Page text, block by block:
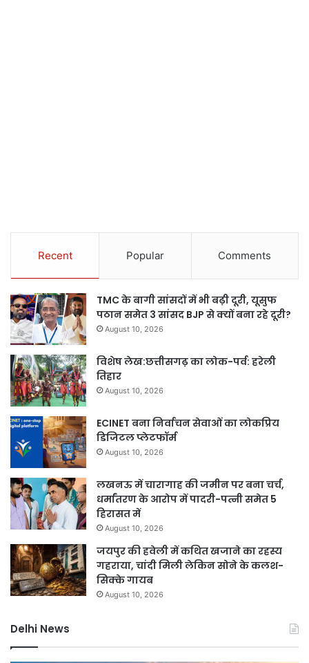
Recent Popular Comments
TMC के बागी सांसदों में भी बढ़ी दूरी, यूसुफ
पठान समेत 3 सांसद BJP से क्यों बना रहे दूरी?
August 10, 2026
विशेष लेख:छत्तीसगढ़ का लोक-पर्व: हरेली
तिहार
August 10, 2026
ECINET बना निर्वाचन सेवाओं का लोकप्रिय
डिजिटल प्लेटफॉर्म
August 10, 2026
लखनऊ में चारागाह की जमीन पर बना चर्च,
धर्मांतरण के आरोप में पादरी-पत्नी समेत 5
हिरासत में
August 10, 2026
जयपुर की हवेली में कथित खजाने का रहस्य
गहराया, चांदी मिली लेकिन सोने के कलश-
सिक्के गायब
August 10, 2026
Delhi News